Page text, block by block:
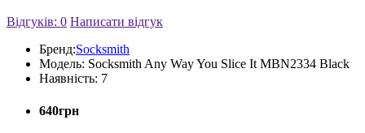
Відгуків: 0 Написати відгук
Бренд:Socksmith
Модель: Socksmith Any Way You Slice It MBN2334 Black
Наявність: 7
640грн